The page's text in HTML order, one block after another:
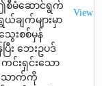
ဤစီမံဆောင်ရွက်
ချက်များမှာ
းစစ်မှန်
ြီး ဘေးဥပဒ်
င်းရှင်းသော
ောက်ကို
View